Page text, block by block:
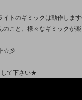
イトのギミックは動作しま
こと、様々なギミックが
☆彡
して下さい★